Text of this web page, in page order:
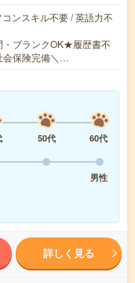
ンスキル不要 / 英語力不
ブランクOK★履歴書不
会保険完備＼…
50代
60代
男性
詳しく見る